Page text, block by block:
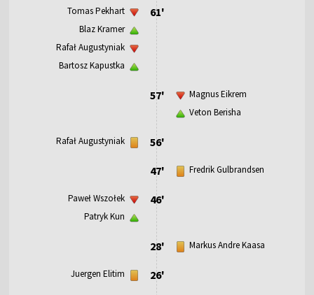
61'
Tomas Pekhart
Blaz Kramer
Rafał Augustyniak
Bartosz Kapustka
57'
Magnus Eikrem
Veton Berisha
56'
Rafał Augustyniak
47' Fredrik Gulbrandsen
46'
Paweł Wszołek
Patryk Kun
28' Markus Andre Kaasa
26'
Juergen Elitim